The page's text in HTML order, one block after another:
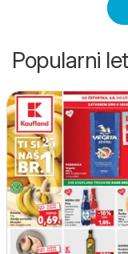
Popularni